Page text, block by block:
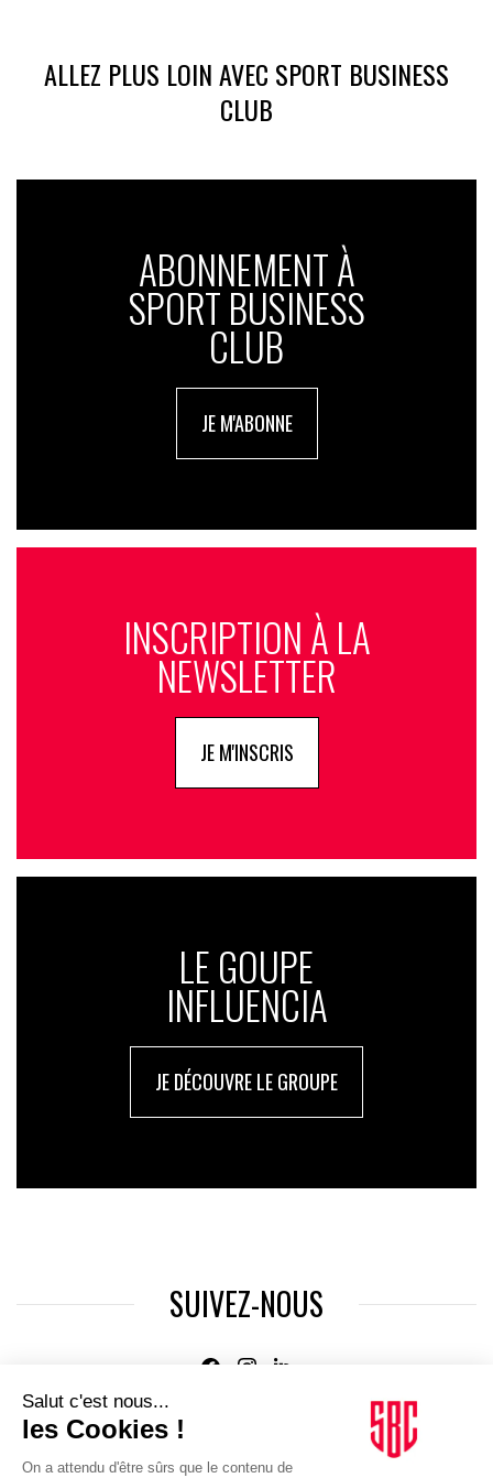
ALLEZ PLUS LOIN AVEC SPORT BUSINESS
CLUB
ABONNEMENT À
SPORT BUSINESS
CLUB
JE M'ABONNE
INSCRIPTION À LA
NEWSLETTER
JE M'INSCRIS
LE GOUPE
INFLUENCIA
JE DÉCOUVRE LE GROUPE
SUIVEZ-NOUS